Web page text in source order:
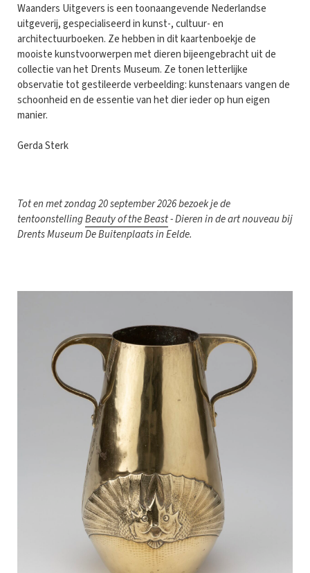
Waanders Uitgevers is een toonaangevende Nederlandse
uitgeverij, gespecialiseerd in kunst-, cultuur- en
architectuurboeken. Ze hebben in dit kaartenboekje de
mooiste kunstvoorwerpen met dieren bijeengebracht uit de
collectie van het Drents Museum. Ze tonen letterlijke
observatie tot gestileerde verbeelding: kunstenaars vangen de
schoonheid en de essentie van het dier ieder op hun eigen
manier.
Gerda Sterk
Tot en met zondag 20 september 2026 bezoek je de
tentoonstellingBeauty of the Beast- Dieren in de art nouveau bij
Drents Museum De Buitenplaats in Eelde.